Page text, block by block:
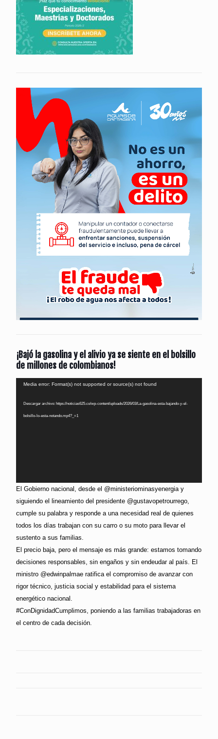
¡Bajó la gasolina y el alivio ya se siente en el bolsillo
de millones de colombianos!
Reproductor
Media error: Format(s) not supported or source(s) not found
Descargar archivo: https://noticias625.co/wp-content/uploads/2026/03/La-gasolina-esta-bajando-y-el-
bolsillo-lo-esta-notando.mp4?_=1
El Gobierno nacional, desde el @ministeriominasyenergia y
siguiendo el lineamiento del presidente @gustavopetrourrego,
cumple su palabra y responde a una necesidad real de quienes
todos los días trabajan con su carro o su moto para llevar el
sustento a sus familias.
El precio baja, pero el mensaje es más grande: estamos tomando
decisiones responsables, sin engaños y sin endeudar al país. El
ministro @edwinpalmae ratifica el compromiso de avanzar con
rigor técnico, justicia social y estabilidad para el sistema
energético nacional.
#ConDignidadCumplimos, poniendo a las familias trabajadoras en
el centro de cada decisión.